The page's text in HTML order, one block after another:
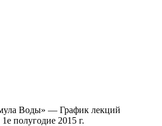
Воды» — График лекций
полугодие 2015 г.